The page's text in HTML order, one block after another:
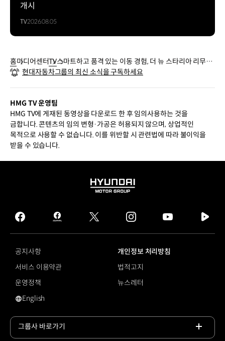
개시
TV2026.08.05
홈미디어센터TV스마트하고 품격 있는 이동 경험, 더 뉴 스타리아 리무진
출시
현대자동차그룹의 최신 소식을 구독하세요
HMG TV 운영팀
HMG TV에 게재된 동영상을 다운로드 한 후 임의사용하는 것을
금합니다. 콘텐츠의 임의 변형·가공은 허용되지 않으며, 상업적인
목적으로 사용할 수 없습니다. 이를 위반할 시 관련법에 따라 불이익을
받을 수 있습니다.
HYUNDAI
GROUP
facebook
hmg
journal
twitter instagram
tv
공지사항
개인정보 처리방침
서비스 이용약관
법적고지
운영정책
뉴스레터
영문 사이트로 이동
English
그룹사 바로가기